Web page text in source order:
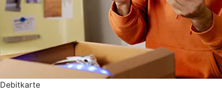
Debitkarte